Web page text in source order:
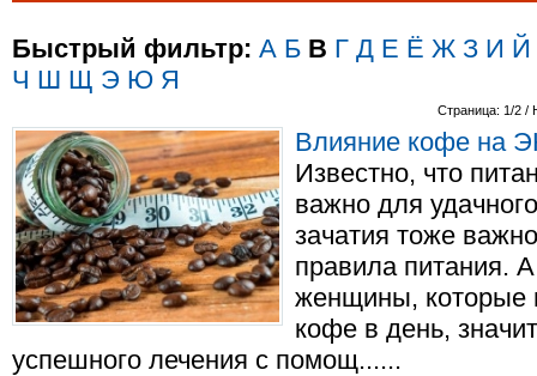
Быстрый фильтр: А Б В Г Д Е Ё Ж З И Й
Ч Ш Щ Э Ю Я
Страница: 1/2 /
Влияние кофе на
Известно, что
важно для
зачатия тоже
правила питания.
женщины, которые
кофе в день,
успешного лечения с помощ......